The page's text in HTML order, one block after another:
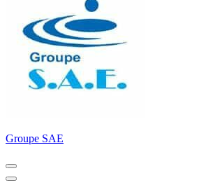
Groupe SAE
Menu
de
Menu